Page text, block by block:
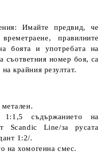
Имайте предвид, че
правилните
боята и употребата на
съответния номер боя, са
крайния резултат.
съдържанието на
Scandic Line/за русата
1:2/.
на хомогенна смес.